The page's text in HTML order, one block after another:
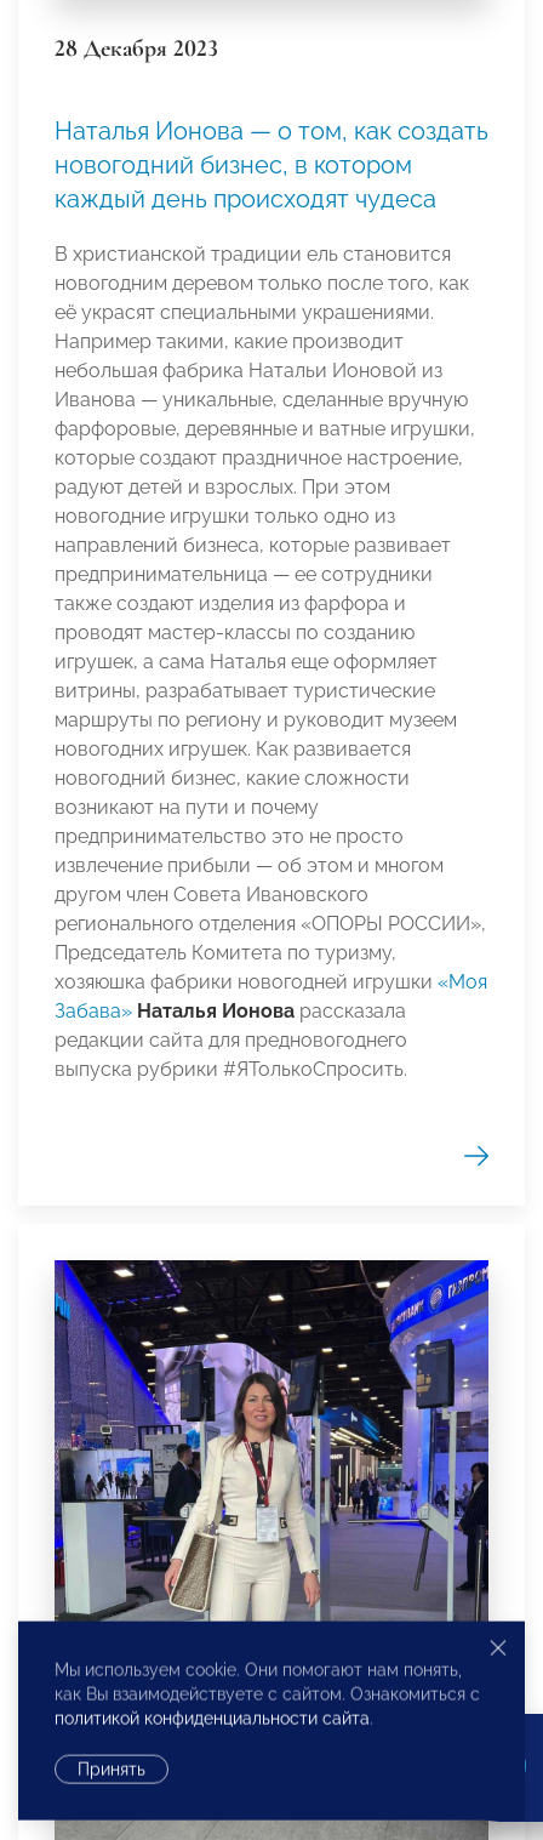
28 Декабря 2023
Наталья Ионова — о том, как создать
новогодний бизнес, в котором
каждый день происходят чудеса
В христианской традиции ель становится
новогодним деревом только после того, как
её украсят специальными украшениями.
Например такими, какие производит
небольшая фабрика Натальи Ионовой из
Иванова — уникальные, сделанные вручную
фарфоровые, деревянные и ватные игрушки,
которые создают праздничное настроение,
радуют детей и взрослых. При этом
новогодние игрушки только одно из
направлений бизнеса, которые развивает
предпринимательница — ее сотрудники
также создают изделия из фарфора и
проводят мастер-классы по созданию
игрушек, а сама Наталья еще оформляет
витрины, разрабатывает туристические
маршруты по региону и руководит музеем
новогодних игрушек. Как развивается
новогодний бизнес, какие сложности
возникают на пути и почему
предпринимательство это не просто
извлечение прибыли — об этом и многом
другом член Совета Ивановского
регионального отделения «ОПОРЫ РОССИИ»,
Председатель Комитета по туризму,
хозяюшка фабрики новогодней игрушки «Моя
Забава» Наталья Ионова рассказала
редакции сайта для предновогоднего
выпуска рубрики #ЯТолькоСпросить.
Мы используем cookie. Они помогают нам понять,
как Вы взаимодействуете с сайтом. Ознакомиться с
политикой конфиденциальности сайта.
Принять